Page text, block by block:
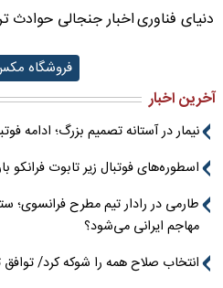
دنیای فناوریاخبار جنجالی حوادث
فروشگاه
آخرین اخبار
نیمار در آستانه تصمیم بزرگ؛ ادامه
اسطوره‌های فوتبال زیر تابوت فرانکو
طارمی در رادار تیم مطرح فرانسوی؛
مهاجم ایرانی می‌شود؟
انتخاب صلاح همه را شوکه کرد/